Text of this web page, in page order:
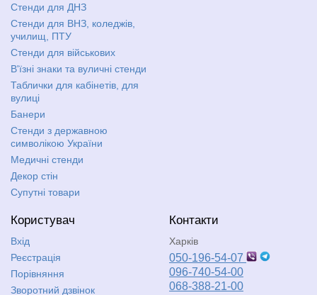
Стенди для ДНЗ
Стенди для ВНЗ, коледжів,
училищ, ПТУ
Стенди для військових
В'їзні знаки та вуличні стенди
Таблички для кабінетів, для
вулиці
Банери
Стенди з державною
символікою України
Медичні стенди
Декор стін
Супутні товари
Користувач
Вхід
Реєстрація
Порівняння
Зворотний дзвінок
Контакти
Харків
050-196-54-07
096-740-54-00
068-388-21-00